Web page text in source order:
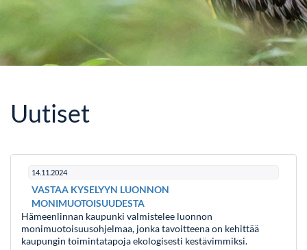
Uutiset
14.11.2024
VASTAA KYSELYYN LUONNON
MONIMUOTOISUUDESTA
Hämeenlinnan kaupunki valmistelee luonnon
monimuotoisuusohjelmaa, jonka tavoitteena on kehittää
kaupungin toimintatapoja ekologisesti kestävimmiksi.